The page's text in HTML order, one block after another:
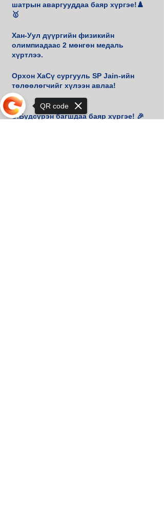
шатрын аваргууддаа баяр хүргэе!♟️
🥇
Хан-Уул дүүргийн физикийн
олимпиадаас 2 мөнгөн медаль
хүртлээ.
Орхон ХаСү сургууль SP Jain-ийн
төлөөлөгчийг хүлээн авлаа!
Э.Бүдсүрэн багшдаа баяр хүргэе! 🎉
QR code